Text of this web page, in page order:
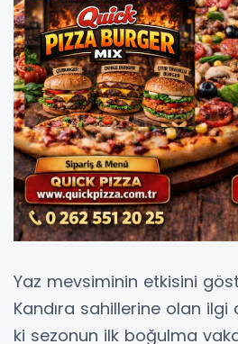
Yaz mevsiminin etkisini
Kandıra sahillerine olan ilgi
ki sezonun ilk boğulma